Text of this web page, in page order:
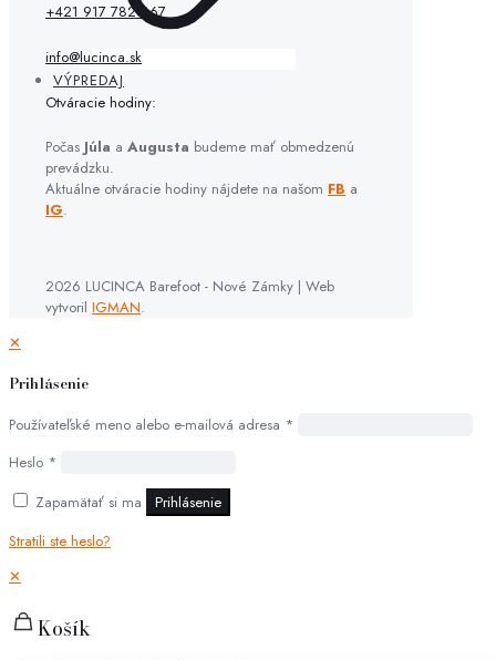
VÝPREDAJ
+421 917 782 667
info@lucinca.sk
Otváracie hodiny:
Počas Júla a Augusta budeme mať obmedzenú
prevádzku.
Aktuálne otváracie hodiny nájdete na našom FB a
IG.
2026 LUCINCA Barefoot - Nové Zámky | Web
vytvoril IGMAN.
✕
Prihlásenie
Používateľské meno alebo e-mailová adresa *
Heslo *
Zapamätať si ma
Prihlásenie
Stratili ste heslo?
✕
Košík